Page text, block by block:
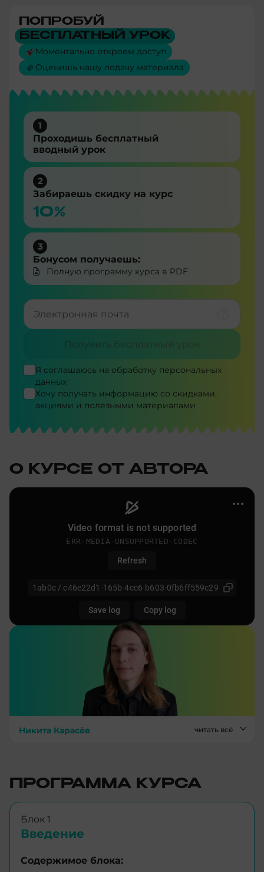
ПОПРОБУЙ
БЕСПЛАТНЫЙ УРОК
Моментально откроем доступ
Оценишь нашу подачу материала
1
Проходишь бесплатный
вводный урок
2
Забираешь скидку на курс
10%
3
Бонусом получаешь:
Полную программу курса в PDF
Я соглашаюсь на обработку персональных
данных
Хочу получать информацию со скидками,
акциями и полезными материалами
О КУРСЕ ОТ АВТОРА
Никита Карасёв читать всё
ПРОГРАММА КУРСА
Блок 1
Введение
Содержимое блока: